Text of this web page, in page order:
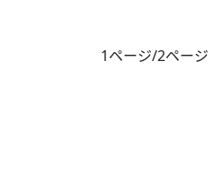
1ページ/2ページ